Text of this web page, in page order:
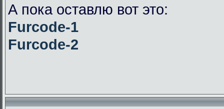
А пока оставлю вот это:
Furcode-1
Furcode-2